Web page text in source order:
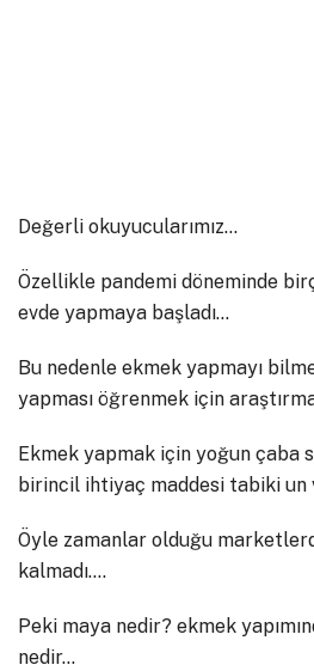
Değerli okuyucularımız…
Özellikle pandemi döneminde
evde yapmaya başladı…
Bu nedenle ekmek yapmayı
yapması öğrenmek için
Ekmek yapmak için yoğun çaba
birincil ihtiyaç maddesi tabiki un
Öyle zamanlar olduğu
kalmadı….
Peki maya nedir? ekmek
nedir…